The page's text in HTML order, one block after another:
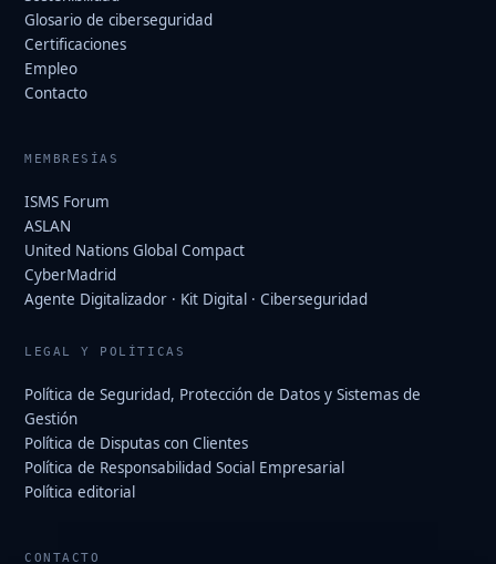
Glosario de ciberseguridad
Certificaciones
Empleo
Contacto
MEMBRESÍAS
ISMS Forum
ASLAN
United Nations Global Compact
CyberMadrid
Agente Digitalizador · Kit Digital · Ciberseguridad
LEGAL Y POLÍTICAS
Política de Seguridad, Protección de Datos y Sistemas de
Gestión
Política de Disputas con Clientes
Política de Responsabilidad Social Empresarial
Política editorial
CONTACTO